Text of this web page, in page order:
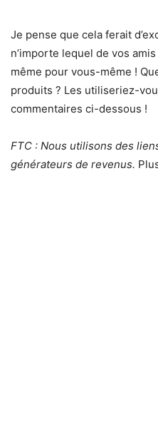
Je pense que cela ferait
n’importe lequel de vos
même pour vous-même !
produits ? Les utiliseriez-
commentaires ci-dessous !
FTC : Nous utilisons des
générateurs de revenus.